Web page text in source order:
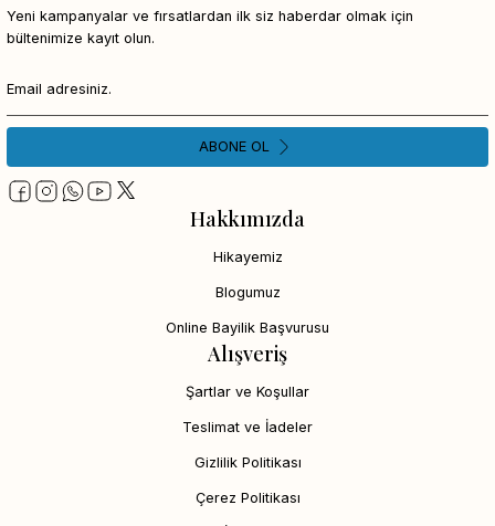
Hakkımızda
Hikayemiz
Blogumuz
Online Bayilik Başvurusu
Alışveriş
Şartlar ve Koşullar
Teslimat ve İadeler
Gizlilik Politikası
Çerez Politikası
Yeni kampanyalar ve fırsatlardan ilk siz haberdar olmak için
bültenimize kayıt olun.
ABONE OL